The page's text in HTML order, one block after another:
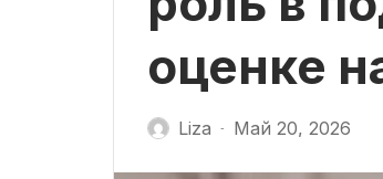
оценке
Liza - Май 20, 2026